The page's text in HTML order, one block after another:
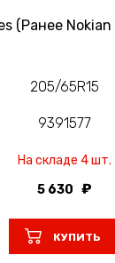
(Ранее
205/65R15
9391577
На складе 4 шт.
5 630
КУПИТЬ